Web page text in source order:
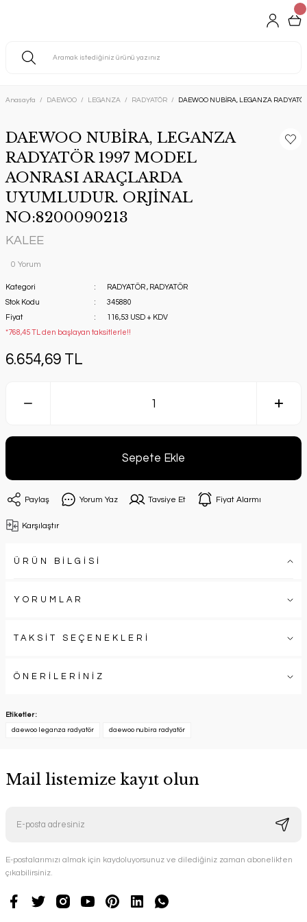
Anasayfa DAEWOO LEGANZA RADYATÖR DAEWOO NUBİRA, LEGANZA
DAEWOO NUBİRA, LEGANZA
RADYATÖR 1997 MODEL
AONRASI ARAÇLARDA
UYUMLUDUR. ORJİNAL
NO:8200090213
KALEE
0 Yorum
Kategori RADYATÖR , RADYATÖR
Stok Kodu
345880
Fiyat
116,53 USD + KDV
*768,45 TL den başlayan taksitlerle!!
6.654,69 TL
Sepete Ekle
Paylaş Yorum Yaz Tavsiye Et Fiyat Alarmı
Karşılaştır
ÜRÜN BİLGİSİ
YORUMLAR
TAKSİT SEÇENEKLERİ
ÖNERİLERİNİZ
Etiketler :
daewoo leganza radyatör daewoo nubira radyatör
Mail listemize kayıt olun
E-postalarımızı almak için kaydoluyorsunuz ve dilediğiniz zaman abonelikten
çıkabilirsiniz.